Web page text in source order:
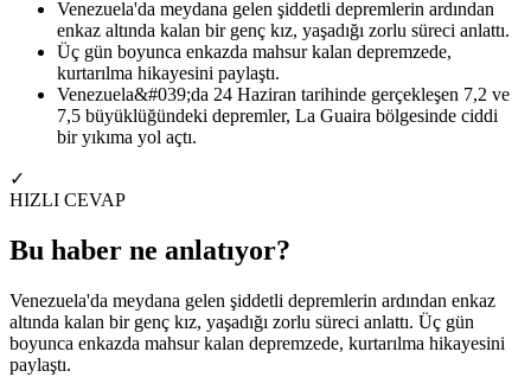
Venezuela'da meydana gelen şiddetli depremlerin ardından
enkaz altında kalan bir genç kız, yaşadığı zorlu süreci anlattı.
Üç gün boyunca enkazda mahsur kalan depremzede,
kurtarılma hikayesini paylaştı.
Venezuela&#039;da 24 Haziran tarihinde gerçekleşen 7,2 ve
7,5 büyüklüğündeki depremler, La Guaira bölgesinde ciddi
bir yıkıma yol açtı.
✓
HIZLI CEVAP
Bu haber ne anlatıyor?
Venezuela'da meydana gelen şiddetli depremlerin ardından enkaz
altında kalan bir genç kız, yaşadığı zorlu süreci anlattı. Üç gün
boyunca enkazda mahsur kalan depremzede, kurtarılma hikayesini
paylaştı.